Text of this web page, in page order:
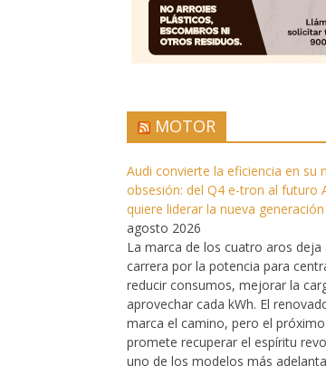
MOTOR
Audi convierte la eficiencia en su
obsesión: del Q4 e-tron al futuro
quiere liderar la nueva
agosto 2026
La marca de los cuatro aros deja
carrera por la potencia para
reducir consumos, mejorar la
aprovechar cada kWh. El
marca el camino, pero el
promete recuperar el espíritu
uno de los modelos más